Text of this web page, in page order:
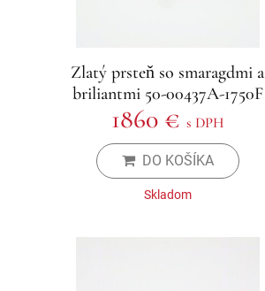
Zlatý prsteň so smaragdmi a
briliantmi 50-00437A-1750F
1860 € s DPH
DO KOŠÍKA
Skladom